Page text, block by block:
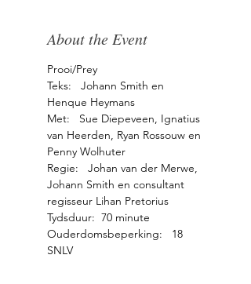
About the Event
Prooi/Prey
Teks:   Johann Smith en
Henque Heymans
Met:   Sue Diepeveen, Ignatius
van Heerden, Ryan Rossouw en
Penny Wolhuter
Regie:   Johan van der Merwe,
Johann Smith en consultant
regisseur Lihan Pretorius
Tydsduur:  70 minute
Ouderdomsbeperking:   18
SNLV